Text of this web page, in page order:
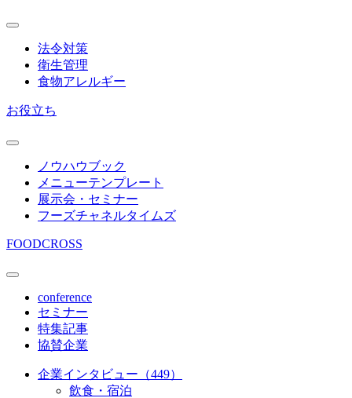
法令対策
衛生管理
食物アレルギー
お役立ち
ノウハウブック
メニューテンプレート
展示会・セミナー
フーズチャネルタイムズ
FOODCROSS
conference
セミナー
特集記事
協賛企業
企業インタビュー（449）
飲食・宿泊